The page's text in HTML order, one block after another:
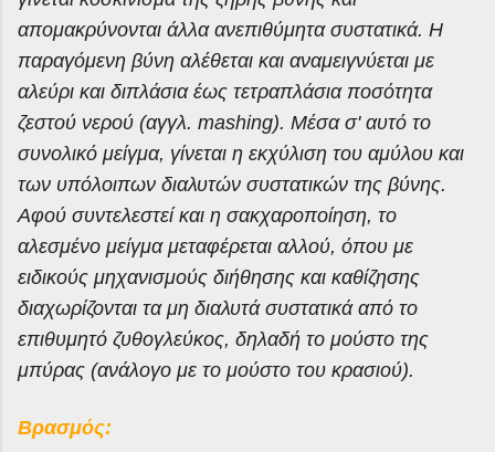
απομακρύνονται άλλα ανεπιθύμητα συστατικά. Η
παραγόμενη βύνη αλέθεται και αναμειγνύεται με
αλεύρι και διπλάσια έως τετραπλάσια ποσότητα
ζεστού νερού (αγγλ. mashing). Μέσα σ' αυτό το
συνολικό μείγμα, γίνεται η εκχύλιση του αμύλου και
των υπόλοιπων διαλυτών συστατικών της βύνης.
Αφού συντελεστεί και η σακχαροποίηση, το
αλεσμένο μείγμα μεταφέρεται αλλού, όπου με
ειδικούς μηχανισμούς διήθησης και καθίζησης
διαχωρίζονται τα μη διαλυτά συστατικά από το
επιθυμητό ζυθογλεύκος, δηλαδή το μούστο της
μπύρας (ανάλογο με το μούστο του κρασιού).
Βρασμός: